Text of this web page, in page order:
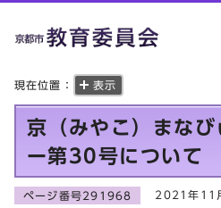
現在位置： 表示
京（みやこ）まなび
ー第30号について
ページ番号291968 2021年11